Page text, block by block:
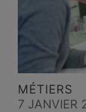
MÉTIERS
7 JANVIER